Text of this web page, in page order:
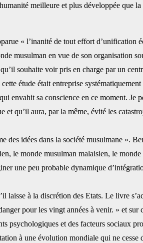
meilleure et ‎plus développée que
« l’inanité de tout effort d’unification
musulman en vue de son organisation
souhaite voir pris ‎en charge par un
étude était entreprise
sa conscience en ce moment. Je
qu’il aura, par la même, ‎évité les
idées dans la société musulmane ».
le monde musulman malaisien, le
une peu ‎probable dynamique
laisse à la discrétion des Etats. Le livre
pour les vingt années à venir. » et
et des facteurs sociaux
à une évolution mondiale qui ne